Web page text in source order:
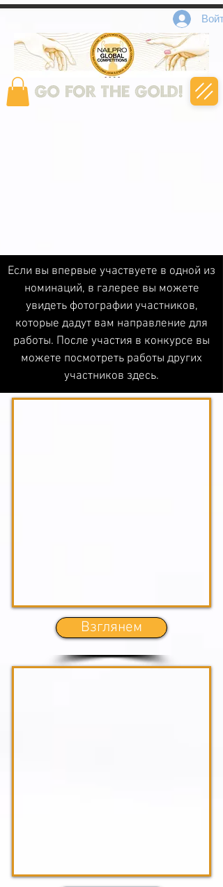
Войти
Если вы впервые участвуете в одной из
номинаций, в галерее вы можете
увидеть фотографии участников,
которые дадут вам направление для
работы. После участия в конкурсе вы
можете посмотреть работы других
участников здесь.
Взглянем